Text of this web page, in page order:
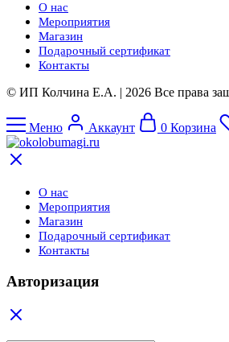
О нас
Мероприятия
Магазин
Подарочный сертификат
Контакты
© ИП Колчина Е.А. | 2026 Все права
Меню Аккаунт 0 Корзина
О нас
Мероприятия
Магазин
Подарочный сертификат
Контакты
Авторизация